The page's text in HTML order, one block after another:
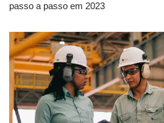
passo a passo em 2023